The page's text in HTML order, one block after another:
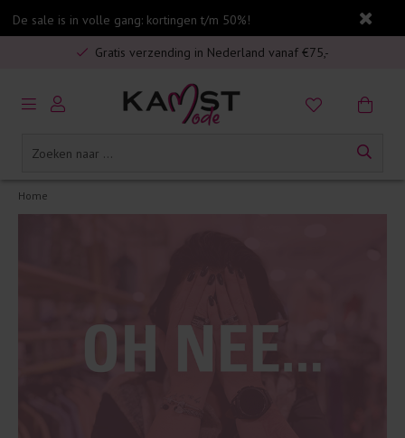
De sale is in volle gang: kortingen t/m 50%!
5% spaarbonus op jouw aankoop
Gratis verzending in Nederland vanaf €75,-
Veilig online betalen
5% spaarbonus op jouw aankoop
Gratis verzending in Nederland vanaf €75,-
Home